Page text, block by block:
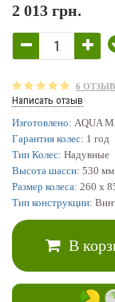
2 013 грн.
6
Написать отзыв
Изготовлено: AQUA
Гарантия колес: 1 год
Тип Колес: Надувные
Высота шасси: 530 мм
Размер колеса: 260 х
Тип конструкции:
В